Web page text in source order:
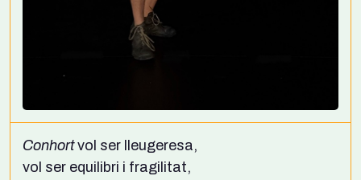
Conhortvol ser lleugeresa,
vol ser equilibri i fragilitat,